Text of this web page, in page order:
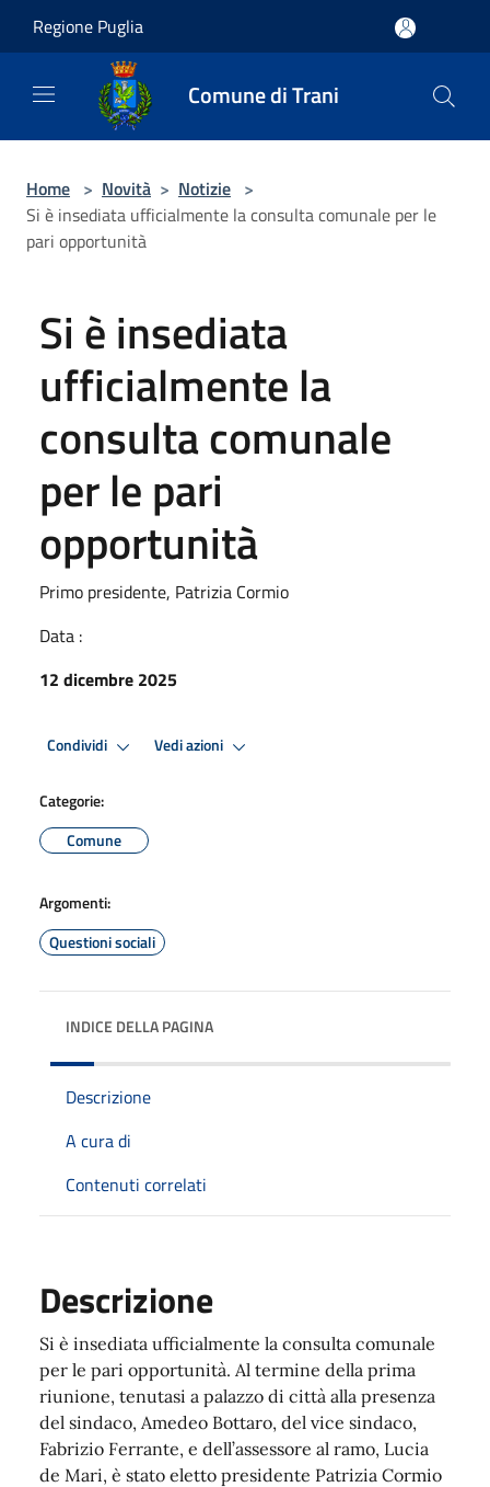
Regione Puglia
Comune di Trani
Home > Novità > Notizie >
Si è insediata ufficialmente la consulta comunale per le
pari opportunità
Si è insediata
ufficialmente la
consulta comunale
per le pari
opportunità
Primo presidente, Patrizia Cormio
Data :
12 dicembre 2025
Condividi Vedi azioni
Categorie:
Comune
Argomenti:
Questioni sociali
INDICE DELLA PAGINA
Descrizione
A cura di
Contenuti correlati
Descrizione
Si è insediata ufficialmente la consulta comunale
per le pari opportunità. Al termine della prima
riunione, tenutasi a palazzo di città alla presenza
del sindaco, Amedeo Bottaro, del vice sindaco,
Fabrizio Ferrante, e dell’assessore al ramo, Lucia
de Mari, è stato eletto presidente Patrizia Cormio